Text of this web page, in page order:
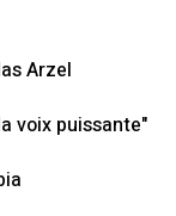
Arzel
voix puissante"